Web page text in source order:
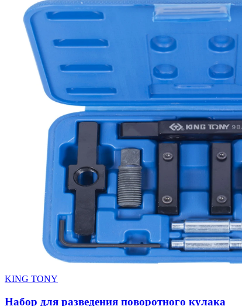
KING TONY
Набор для разведения поворотного кулака